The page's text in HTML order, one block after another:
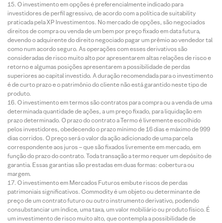
O investimento em opções é preferencialmente indicado para
investidores de perfil agressivo, de acordo com a política de suitability
praticada pela XP Investimentos. No mercado de opções, são negociados
direitos de compra ou venda de um bem por preço fixado em data futura,
devendo o adquirente do direito negociado pagar um prêmio ao vendedor tal
como num acordo seguro. As operações com esses derivativos são
consideradas de risco muito alto por apresentarem altas relações de risco e
retorno e algumas posições apresentarem a possibilidade de perdas
superiores ao capital investido. A duração recomendada para o investimento
é de curto prazo e o patrimônio do cliente não está garantido neste tipo de
produto.
O investimento em termos são contratos para compra ou a venda de uma
determinada quantidade de ações, a um preço fixado, para liquidação em
prazo determinado. O prazo do contrato a Termo é livremente escolhido
pelos investidores, obedecendo o prazo mínimo de 16 dias e máximo de 999
dias corridos. O preço será o valor da ação adicionado de uma parcela
correspondente aos juros – que são fixados livremente em mercado, em
função do prazo do contrato. Toda transação a termo requer um depósito de
garantia. Essas garantias são prestadas em duas formas: cobertura ou
margem.
O investimento em Mercados Futuros embute riscos de perdas
patrimoniais significativos. Commodity é um objeto ou determinante de
preço de um contrato futuro ou outro instrumento derivativo, podendo
consubstanciar um índice, uma taxa, um valor mobiliário ou produto físico. É
um investimento de risco muito alto, que contempla a possibilidade de